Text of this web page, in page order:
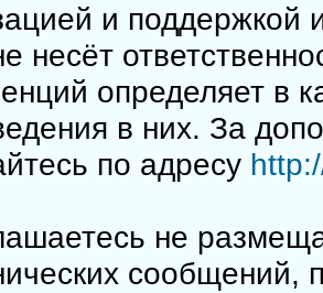
и поддержкой
несёт
определяет в
в них. За
по адресу
не
сообщений,